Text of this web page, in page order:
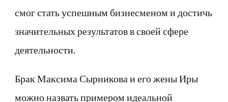
смог стать успешным бизнесменом и достичь
значительных результатов в своей сфере
деятельности.
Брак Максима Сырникова и его жены Иры
можно назвать примером идеальной